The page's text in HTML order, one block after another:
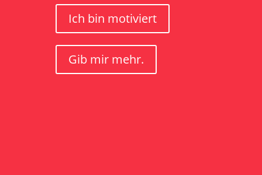
Ich bin motiviert
Gib mir mehr.